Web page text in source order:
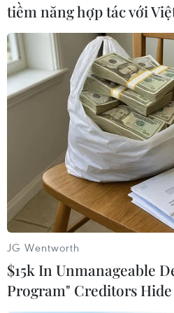
mua xăng, chờ lúc vợ
Vụ việc đang được cơ
tiềm năng hợp tác với
JG Wentworth
$15k In Unmanageable
Program" Creditors Hide